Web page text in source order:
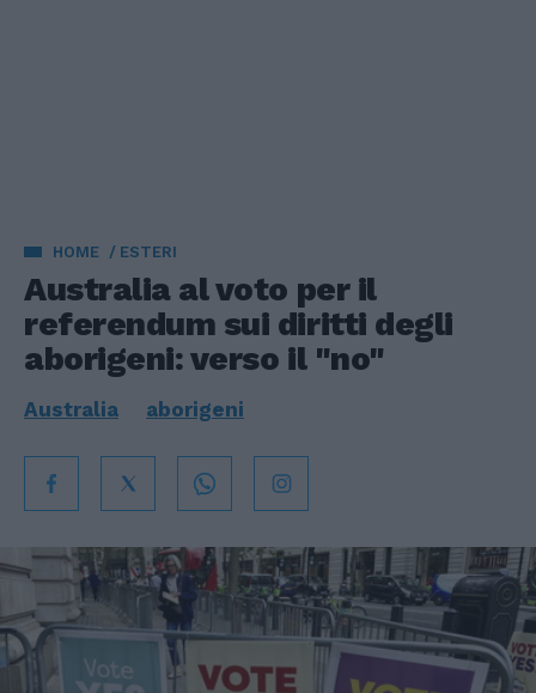
HOME ESTERI
Australia al voto per il
referendum sui diritti degli
aborigeni: verso il "no"
Australia aborigeni